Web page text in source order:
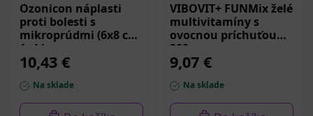
Ozonicon náplasti
proti bolesti s
mikroprúdmi (6x8 cm)
1x4 ks
10,43 €
Na sklade
VIBOVIT+ FUNMix želé
multivitamíny s
ovocnou príchuťou
200 g
9,07 €
Na sklade